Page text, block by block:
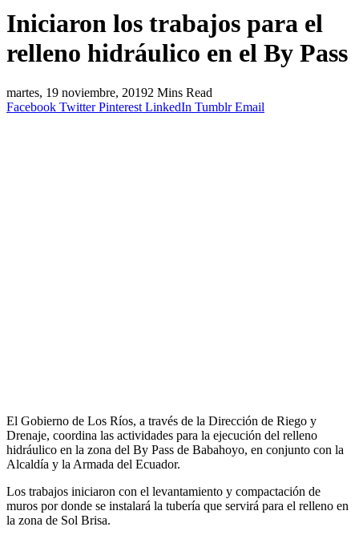
Iniciaron los trabajos para el
relleno hidráulico en el By Pass
martes, 19 noviembre, 20192 Mins Read
Facebook Twitter Pinterest LinkedIn Tumblr Email
El Gobierno de Los Ríos, a través de la Dirección de Riego y
Drenaje, coordina las actividades para la ejecución del relleno
hidráulico en la zona del By Pass de Babahoyo, en conjunto con la
Alcaldía y la Armada del Ecuador.
Los trabajos iniciaron con el levantamiento y compactación de
muros por donde se instalará la tubería que servirá para el relleno en
la zona de Sol Brisa.